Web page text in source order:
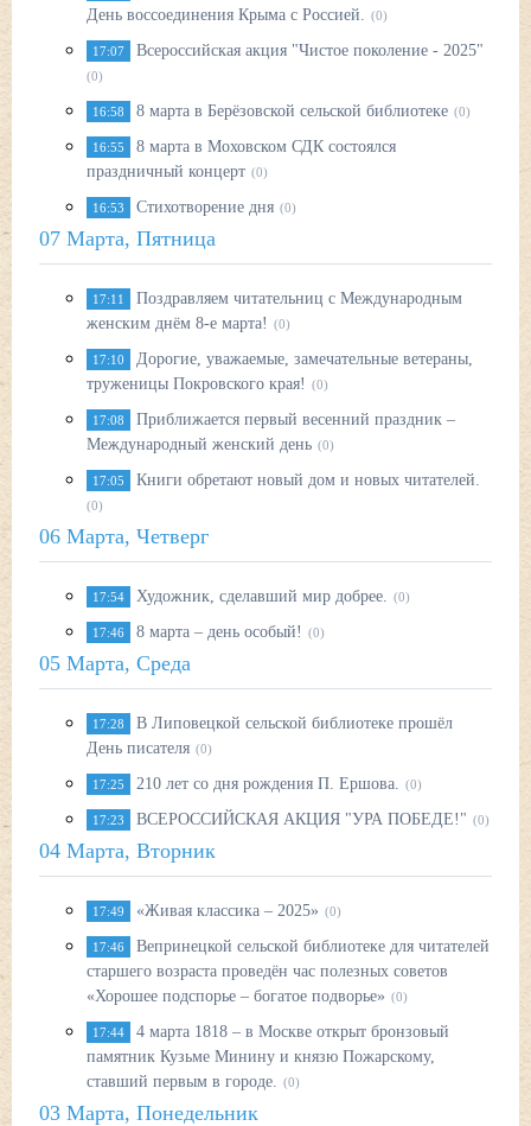
День воссоединения Крыма с Россией. (0)
17:07 Всероссийская акция "Чистое поколение - 2025"
(0)
16:58 8 марта в Берёзовской сельской библиотеке (0)
16:55
8 марта в Моховском СДК состоялся
праздничный концерт (0)
16:53 Стихотворение дня (0)
07 Марта, Пятница
17:11
Поздравляем читательниц с Международным
женским днём 8-е марта! (0)
17:10
Дорогие, уважаемые, замечательные ветераны,
труженицы Покровского края! (0)
17:08
Приближается первый весенний праздник –
Международный женский день (0)
17:05 Книги обретают новый дом и новых читателей.
(0)
06 Марта, Четверг
17:54 Художник, сделавший мир добрее. (0)
17:46 8 марта – день особый! (0)
05 Марта, Среда
17:28
В Липовецкой сельской библиотеке прошёл
День писателя (0)
17:25 210 лет со дня рождения П. Ершова. (0)
17:23 ВСЕРОССИЙСКАЯ АКЦИЯ "УРА ПОБЕДЕ!" (0)
04 Марта, Вторник
17:49 «Живая классика – 2025» (0)
17:46
Вепринецкой сельской библиотеке для читателей
старшего возраста проведён час полезных советов
«Хорошее подспорье – богатое подворье» (0)
17:44
4 марта 1818 – в Москве открыт бронзовый
памятник Кузьме Минину и князю Пожарскому,
ставший первым в городе. (0)
03 Марта, Понедельник